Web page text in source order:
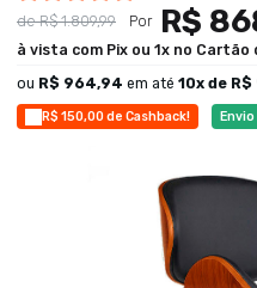
R$ 150,00 de Cashback!
deR$ 1.809,99 Por R$
à vista com Pix ou 1x no Cartão
ou R$ 964,94 em até 10x de